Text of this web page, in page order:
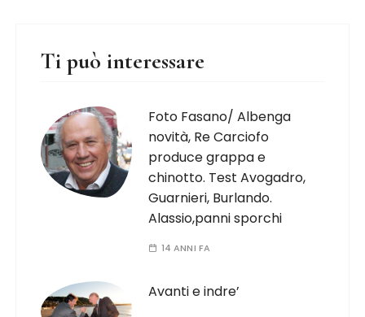
Ti può interessare
Foto Fasano/ Albenga
novità, Re Carciofo
produce grappa e
chinotto. Test Avogadro,
Guarnieri, Burlando.
Alassio,panni sporchi
14 ANNI FA
Avanti e indre’